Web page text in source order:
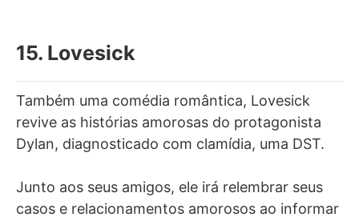
15. Lovesick
Também uma comédia romântica, Lovesick
revive as histórias amorosas do protagonista
Dylan, diagnosticado com clamídia, uma DST.
Junto aos seus amigos, ele irá relembrar seus
casos e relacionamentos amorosos ao informar